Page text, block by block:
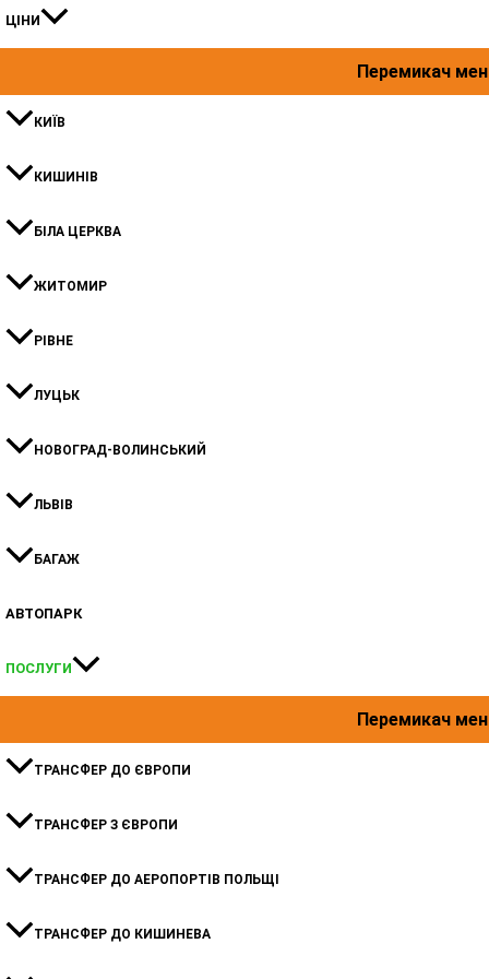
ЦІНИ
Перемикач
КИЇВ
КИШИНIВ
БІЛА ЦЕРКВА
ЖИТОМИР
РІВНЕ
ЛУЦЬК
НОВОГРАД-ВОЛИНСЬКИЙ
ЛЬВІВ
БАГАЖ
АВТОПАРК
ПОСЛУГИ
Перемикач
ТРАНСФЕР ДО ЄВРОПИ
ТРАНСФЕР З ЄВРОПИ
ТРАНСФЕР ДО АЕРОПОРТІВ ПОЛЬЩІ
ТРАНСФЕР ДО КИШИНЕВА